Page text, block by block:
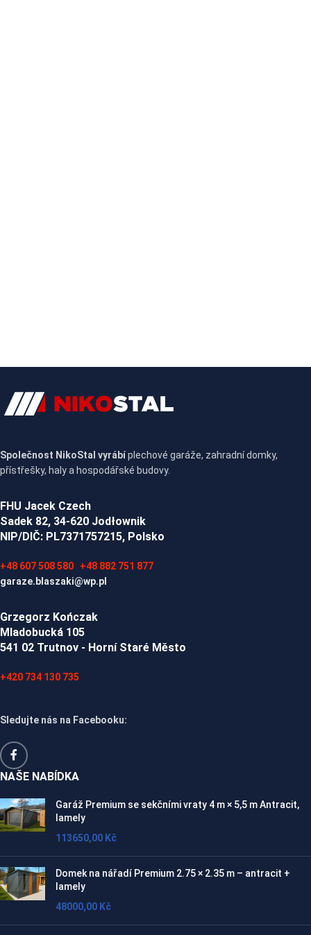
Společnost NikoStal vyrábíplechové garáže, zahradní domky,
přístřešky, haly a hospodářské budovy.
FHU Jacek Czech
Sadek 82, 34-620 Jodłownik
NIP/DIČ: PL7371757215, Polsko
+48 607 508 580
+48 882 751 877
garaze.blaszaki@wp.pl
Grzegorz Kończak
Mladobucká 105
541 02 Trutnov - Horní Staré Město
+420 734 130 735
Sledujte nás na Facebooku:
NAŠE NABÍDKA
Garáž Premium se sekčními vraty 4 m × 5,5 m Antracit,
lamely
113650,00 Kč
Domek na nářadí Premium 2.75 × 2.35 m – antracit +
lamely
48000,00 Kč